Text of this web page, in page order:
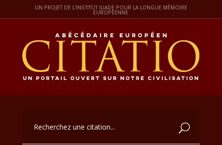
UN PROJET DE L'INSTITUT ILIADE POUR LA LONGUE MÉMOIRE
EUROPÉENNE